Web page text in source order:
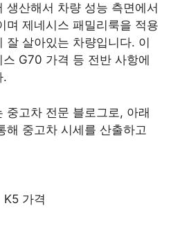
생산해서 차량 성능 측면에서
며 제네시스 패밀리룩을 적용
잘 살아있는 차량입니다. 이
G70 가격 등 전반 사항에
.
중고차 전문 블로그로, 아래
해 중고차 시세를 산출하고
K5 가격